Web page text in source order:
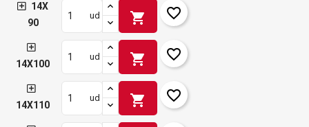
14X
90
ud shopping_cart favorite_border
14X100
ud shopping_cart favorite_border
14X110
ud shopping_cart favorite_border